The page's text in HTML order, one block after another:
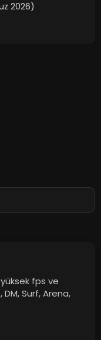
2026)
fps ve
DM, Surf, Arena,